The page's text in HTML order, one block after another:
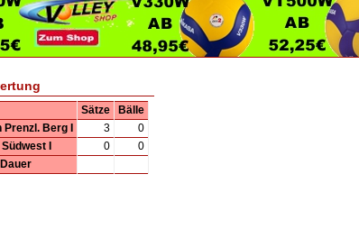
Sätze
Bälle
Prenzl. Berg I
3
0
I
0
0
Dauer